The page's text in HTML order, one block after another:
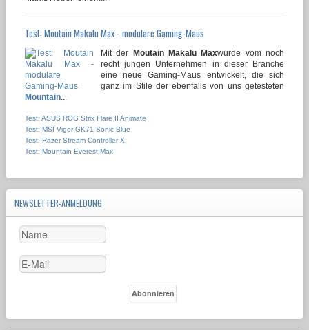
Test: Moutain Makalu Max - modulare Gaming-Maus
Mit der Moutain Makalu Maxwurde vom noch
recht jungen Unternehmen in dieser Branche
eine neue Gaming-Maus entwickelt, die sich
ganz im Stile der ebenfalls von uns getesteten
Mountain
Test: ASUS ROG Strix Flare II Animate
Test: MSI Vigor GK71 Sonic Blue
Test: Razer Stream Controller X
Test: Mountain Everest Max
NEWSLETTER-ANMELDUNG